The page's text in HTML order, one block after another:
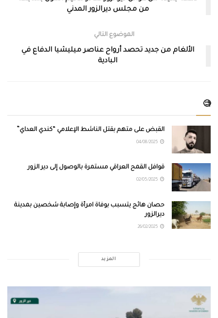
من مجلس ديرالزور المدني
الموضوع التالي
الألغام من جديد تحصد أرواح عناصر ميليشيا الدفاع في
البادية
🧐
القبض على متهم بقتل الناشط الإعلامي “كندي العداي”
قوافل القمح العراقي مستمرة بالوصول إلى دير الزور
حصان هائج يتسبب بوفاة امرأة وإصابة شخصين بمدينة
ديرالزور
المزيد